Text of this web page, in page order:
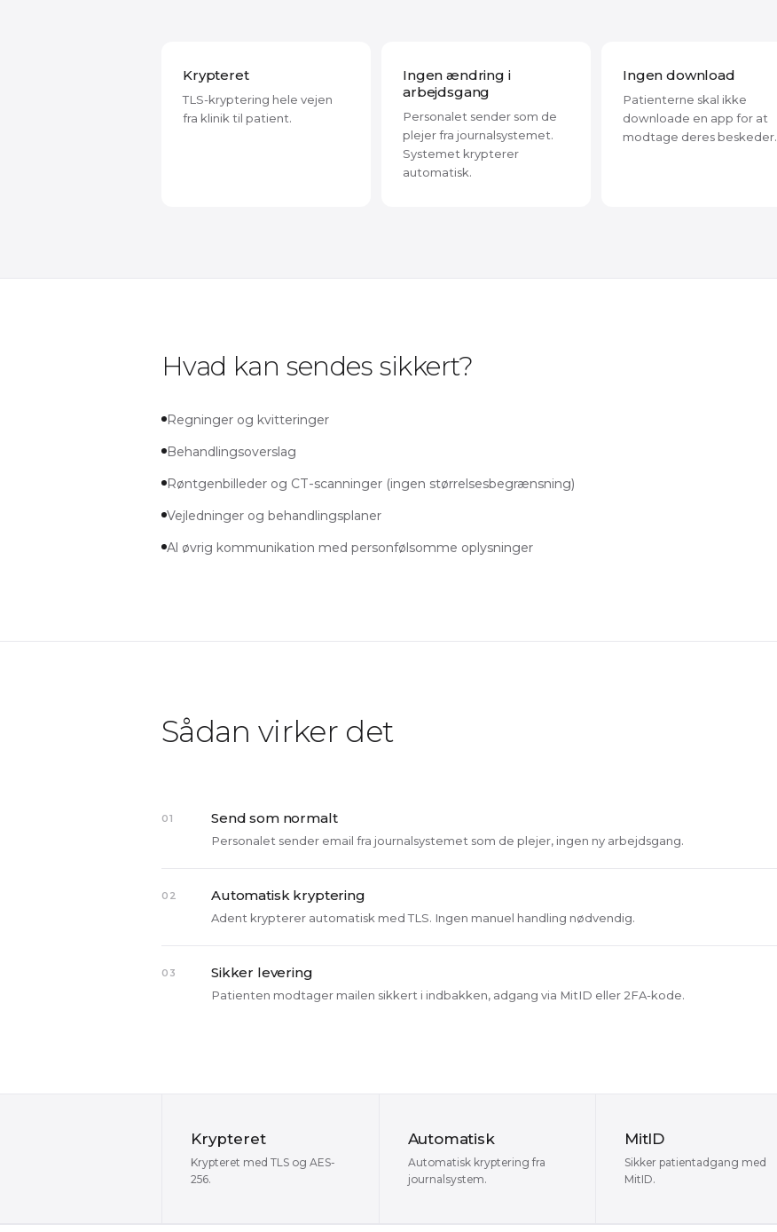
Krypteret
TLS-kryptering hele vejen
fra klinik til patient.
Ingen ændring i
arbejdsgang
Personalet sender som de
plejer fra journalsystemet.
Systemet krypterer
automatisk.
Ingen download
Patienterne skal ikke
downloade en app for at
modtage deres beskeder.
Hvad kan sendes sikkert?
Regninger og kvitteringer
Behandlingsoverslag
Røntgenbilleder og CT-scanninger (ingen størrelsesbegrænsning)
Vejledninger og behandlingsplaner
Al øvrig kommunikation med personfølsomme oplysninger
Sådan virker det
01 Send som normalt
Personalet sender email fra journalsystemet som de plejer, ingen ny arbejdsgang.
02 Automatisk kryptering
Adent krypterer automatisk med TLS. Ingen manuel handling nødvendig.
03 Sikker levering
Patienten modtager mailen sikkert i indbakken, adgang via MitID eller 2FA-kode.
Krypteret
Krypteret med TLS og AES-
256.
Automatisk
Automatisk kryptering fra
journalsystem.
MitID
Sikker patientadgang med
MitID.